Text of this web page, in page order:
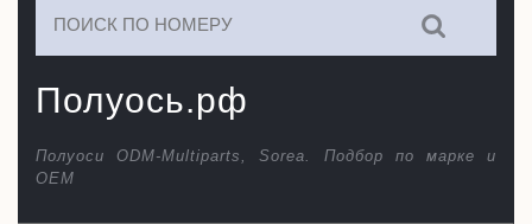
Полуось.рф
Полуоси ODM-Multiparts, Sorea. Подбор по марке и
ОЕМ